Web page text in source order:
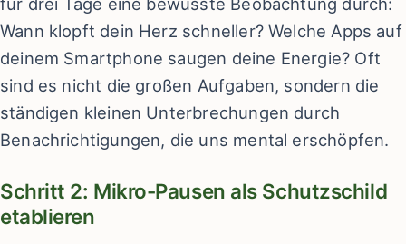
Wann klopft dein Herz schneller? Welche Apps auf
deinem Smartphone saugen deine Energie? Oft
sind es nicht die großen Aufgaben, sondern die
ständigen kleinen Unterbrechungen durch
Benachrichtigungen, die uns mental erschöpfen.
Schritt 2: Mikro-Pausen als Schutzschild
etablieren